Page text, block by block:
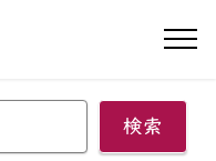
ナ
検索